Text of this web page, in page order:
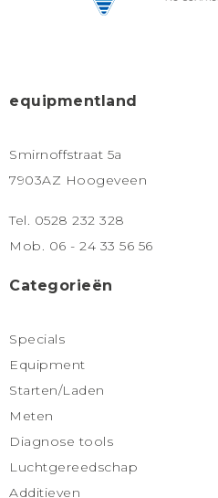
equipmentland
Smirnoffstraat 5a
7903AZ Hoogeveen
Tel. 0528 232 328
Mob. 06 - 24 33 56 56
Categorieën
Specials
Equipment
Starten/Laden
Meten
Diagnose tools
Luchtgereedschap
Additieven